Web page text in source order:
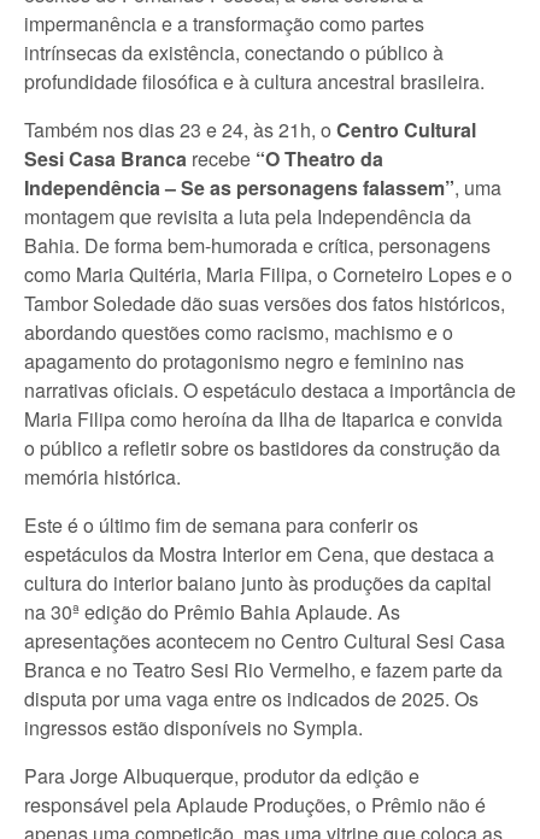
impermanência e a transformação como partes
intrínsecas da existência, conectando o público à
profundidade filosófica e à cultura ancestral brasileira.
Também nos dias 23 e 24, às 21h, o Centro Cultural
Sesi Casa Branca recebe “O Theatro da
Independência – Se as personagens falassem”, uma
montagem que revisita a luta pela Independência da
Bahia. De forma bem-humorada e crítica, personagens
como Maria Quitéria, Maria Filipa, o Corneteiro Lopes e o
Tambor Soledade dão suas versões dos fatos históricos,
abordando questões como racismo, machismo e o
apagamento do protagonismo negro e feminino nas
narrativas oficiais. O espetáculo destaca a importância de
Maria Filipa como heroína da Ilha de Itaparica e convida
o público a refletir sobre os bastidores da construção da
memória histórica.
Este é o último fim de semana para conferir os
espetáculos da Mostra Interior em Cena, que destaca a
cultura do interior baiano junto às produções da capital
na 30ª edição do Prêmio Bahia Aplaude. As
apresentações acontecem no Centro Cultural Sesi Casa
Branca e no Teatro Sesi Rio Vermelho, e fazem parte da
disputa por uma vaga entre os indicados de 2025. Os
ingressos estão disponíveis no Sympla.
Para Jorge Albuquerque, produtor da edição e
responsável pela Aplaude Produções, o Prêmio não é